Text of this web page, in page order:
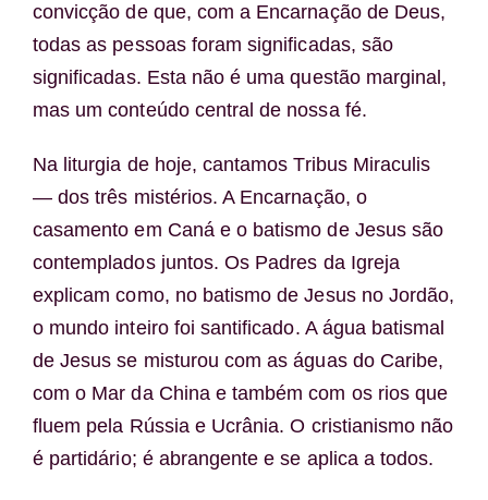
convicção de que, com a Encarnação de Deus,
todas as pessoas foram significadas, são
significadas. Esta não é uma questão marginal,
mas um conteúdo central de nossa fé.
Na liturgia de hoje, cantamos Tribus Miraculis
— dos três mistérios. A Encarnação, o
casamento em Caná e o batismo de Jesus são
contemplados juntos. Os Padres da Igreja
explicam como, no batismo de Jesus no Jordão,
o mundo inteiro foi santificado. A água batismal
de Jesus se misturou com as águas do Caribe,
com o Mar da China e também com os rios que
fluem pela Rússia e Ucrânia. O cristianismo não
é partidário; é abrangente e se aplica a todos.